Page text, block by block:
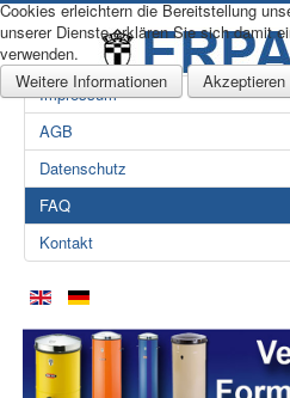
Impressum
AGB
Datenschutz
FAQ
Kontakt
Cookies erleichtern die Bereitstellung
unserer Dienste erklären Sie sich damit
verwenden.
Weitere Informationen
Akzeptieren